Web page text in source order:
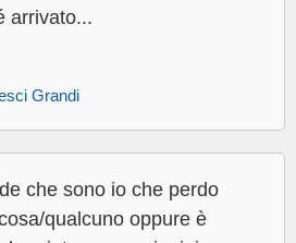
arrivato...
Grandi
che sono io che perdo
qualcuno oppure è